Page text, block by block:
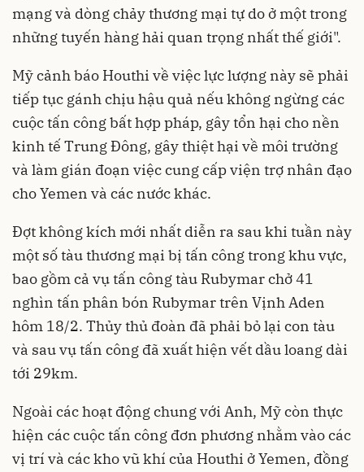
mạng và dòng chảy thương mại tự do ở một trong
những tuyến hàng hải quan trọng nhất thế giới".
Mỹ cảnh báo Houthi về việc lực lượng này sẽ phải
tiếp tục gánh chịu hậu quả nếu không ngừng các
cuộc tấn công bất hợp pháp, gây tổn hại cho nền
kinh tế Trung Đông, gây thiệt hại về môi trường
và làm gián đoạn việc cung cấp viện trợ nhân đạo
cho Yemen và các nước khác.
Đợt không kích mới nhất diễn ra sau khi tuần này
một số tàu thương mại bị tấn công trong khu vực,
bao gồm cả vụ tấn công tàu Rubymar chở 41
nghìn tấn phân bón Rubymar trên Vịnh Aden
hôm 18/2. Thủy thủ đoàn đã phải bỏ lại con tàu
và sau vụ tấn công đã xuất hiện vết dầu loang dài
tới 29km.
Ngoài các hoạt động chung với Anh, Mỹ còn thực
hiện các cuộc tấn công đơn phương nhằm vào các
vị trí và các kho vũ khí của Houthi ở Yemen, đồng